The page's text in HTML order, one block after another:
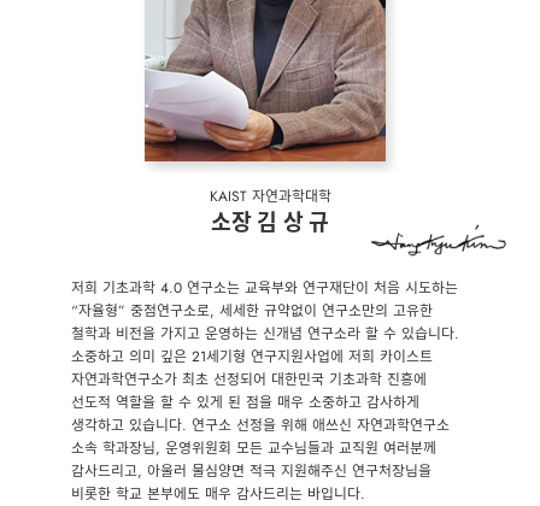
KAIST 자연과학대학
소장 김 상 규
저희 기초과학 4.0 연구소는 교육부와 연구재단이 처음 시도하는
“자율형” 중점연구소로, 세세한 규약없이 연구소만의 고유한
철학과 비전을 가지고 운영하는 신개념 연구소라 할 수 있습니다.
소중하고 의미 깊은 21세기형 연구지원사업에 저희 카이스트
자연과학연구소가 최초 선정되어 대한민국 기초과학 진흥에
선도적 역할을 할 수 있게 된 점을 매우 소중하고 감사하게
생각하고 있습니다. 연구소 선정을 위해 애쓰신 자연과학연구소
소속 학과장님, 운영위원회 모든 교수님들과 교직원 여러분께
감사드리고, 아울러 물심양면 적극 지원해주신 연구처장님을
비롯한 학교 본부에도 매우 감사드리는 바입니다.